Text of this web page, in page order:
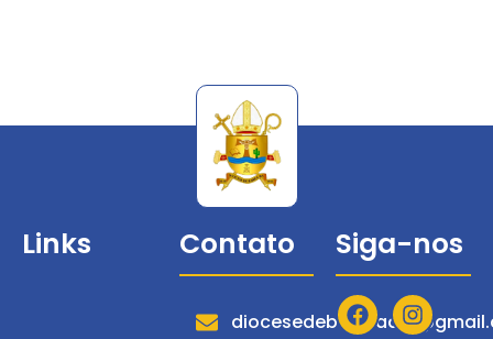
Links
Serviços
Contato Siga-nos